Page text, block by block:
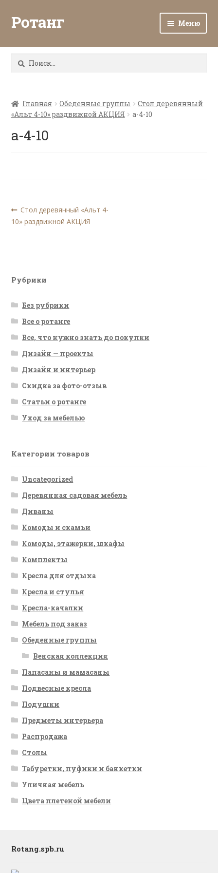
Ротанг Меню
Каталог
Все о ротанге
Найти:
Главная Обеденные группы
Стол деревянный
«Альт 4-10» раздвижной АКЦИЯ
a-4-10
a-4-10
Навигация
по
Предыдущая
запись:
Стол деревянный «Альт 4-
10» раздвижной АКЦИЯ
Рубрики
Без рубрики
Все о ротанге
Все, что нужно знать до покупки
Дизайн — проекты
Дизайн и интерьер
Скидка за фото-отзыв
Статьи о ротанге
Уход за мебелью
Категории товаров
Uncategorized
Деревянная садовая мебель
Диваны
Комоды и скамьи
Комоды, этажерки, шкафы
Комплекты
Кресла для отдыха
Кресла и стулья
Кресла-качалки
Мебель под заказ
Обеденные группы
Венская коллекция
Папасаны и мамасаны
Подвесные кресла
Подушки
Предметы интерьера
Распродажа
Столы
Табуретки, пуфики и банкетки
Уличная мебель
Цвета плетеной мебели
Rotang.spb.ru